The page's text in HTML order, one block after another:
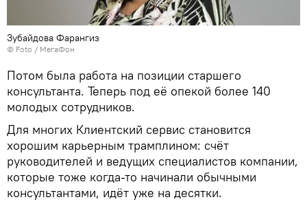
Зубайдова Фарангиз
© Foto / МегаФон
Потом была работа на позиции старшего
консультанта. Теперь под её опекой более 140
молодых сотрудников.
Для многих Клиентский сервис становится
хорошим карьерным трамплином: счёт
руководителей и ведущих специалистов компании,
которые тоже когда-то начинали обычными
консультантами, идёт уже на десятки.